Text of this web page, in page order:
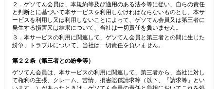
２．ゲソてん会員は、本規約等及び適用のある法令等に従い、自らの責任
と判断とに基づいて本サービスを利用しなければならないものとし、本サ
ービスを利用し又は利用しないことによって、ゲソてん会員又は第三者に
発生する損害又は結果について、当社は一切責任を負いません。
３．本サービスの利用に関連して、ゲソてん会員と第三者との間に生じた
紛争、トラブルについて、当社は一切責任を負いません。
第２２条（第三者との紛争等）
ゲソてん会員は、本サービスの利用に関連して、第三者から、当社に対し
て権利の主張、クレーム、苦情、損害賠償請求等（以下、「請求等」とい